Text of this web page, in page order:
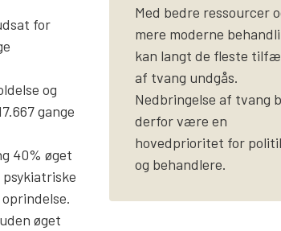
Med bedre ressourcer
mere moderne
kan langt de fleste
af tvang undgås.
Nedbringelse af tvang
derfor være en
hovedprioritet for
og behandlere.
for
og
gange
40% øget
øget